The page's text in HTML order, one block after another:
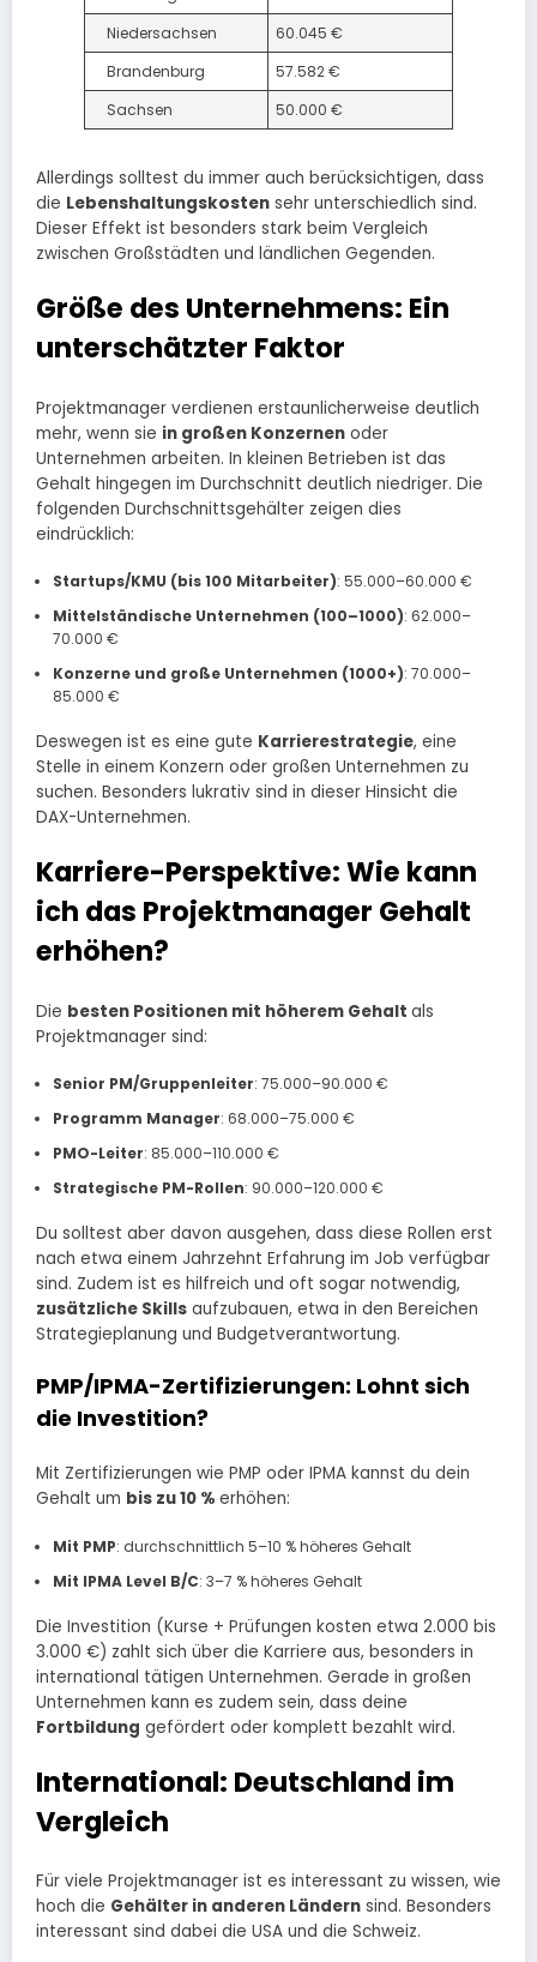
Niedersachsen
60.045 €
Brandenburg
57.582 €
Sachsen
50.000 €
Allerdings solltest du immer auch berücksichtigen, dass
die Lebenshaltungskosten sehr unterschiedlich sind.
Dieser Effekt ist besonders stark beim Vergleich
zwischen Großstädten und ländlichen Gegenden.
Größe des Unternehmens: Ein
unterschätzter Faktor
Projektmanager verdienen erstaunlicherweise deutlich
mehr, wenn sie in großen Konzernen oder
Unternehmen arbeiten. In kleinen Betrieben ist das
Gehalt hingegen im Durchschnitt deutlich niedriger. Die
folgenden Durchschnittsgehälter zeigen dies
eindrücklich:
Startups/KMU (bis 100 Mitarbeiter): 55.000–60.000 €
Mittelständische Unternehmen (100–1000): 62.000–
70.000 €
Konzerne und große Unternehmen (1000+): 70.000–
85.000 €
Deswegen ist es eine gute Karrierestrategie, eine
Stelle in einem Konzern oder großen Unternehmen zu
suchen. Besonders lukrativ sind in dieser Hinsicht die
DAX-Unternehmen.
Karriere-Perspektive: Wie kann
ich das Projektmanager Gehalt
erhöhen?
Die besten Positionen mit höherem Gehalt als
Projektmanager sind:​
Senior PM/Gruppenleiter: 75.000–90.000 €
Programm Manager: 68.000–75.000 €
PMO-Leiter: 85.000–110.000 €
Strategische PM-Rollen: 90.000–120.000 €
Du solltest aber davon ausgehen, dass diese Rollen erst
nach etwa einem Jahrzehnt Erfahrung im Job verfügbar
sind. Zudem ist es hilfreich und oft sogar notwendig,
zusätzliche Skills aufzubauen, etwa in den Bereichen
Strategieplanung und Budgetverantwortung.
PMP/IPMA-Zertifizierungen: Lohnt sich
die Investition?
Mit Zertifizierungen wie PMP oder IPMA kannst du dein
Gehalt um bis zu 10 % erhöhen:
Mit PMP: durchschnittlich 5–10 % höheres Gehalt
Mit IPMA Level B/C: 3–7 % höheres Gehalt
Die Investition (Kurse + Prüfungen kosten etwa 2.000 bis
3.000 €) zahlt sich über die Karriere aus, besonders in
international tätigen Unternehmen. ​Gerade in großen
Unternehmen kann es zudem sein, dass deine
Fortbildung gefördert oder komplett bezahlt wird.
International: Deutschland im
Vergleich
Für viele Projektmanager ist es interessant zu wissen, wie
hoch die Gehälter in anderen Ländern sind. Besonders
interessant sind dabei die USA und die Schweiz.